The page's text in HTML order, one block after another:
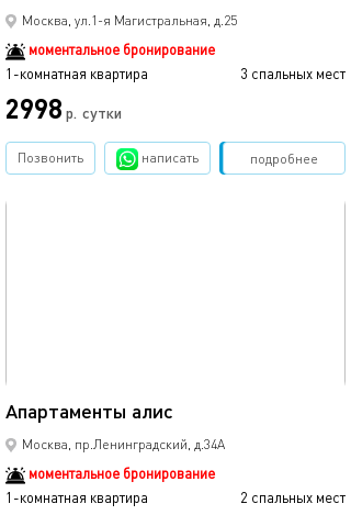
Москва, ул.1-я Магистральная, д.25
моментальное бронирование
1-комнатная квартира
3 спальных мест
2998 р. сутки
подробнее
Позвонить написать Забронировать
Апартаменты алис
Москва, пр.Ленинградский, д.34А
моментальное бронирование
1-комнатная квартира
2 спальных мест